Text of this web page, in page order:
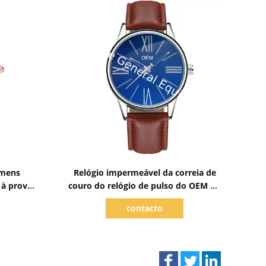
à prova
do
de
Relógio impermeável da correia de
couro do relógio de pulso do OEM do
relógio quente bonito de alta
qualidade baixo MOQ de quartzo da
contacto